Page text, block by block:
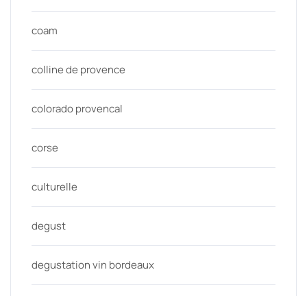
coam
colline de provence
colorado provencal
corse
culturelle
degust
degustation vin bordeaux